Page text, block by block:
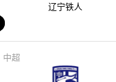
辽宁铁人
中超